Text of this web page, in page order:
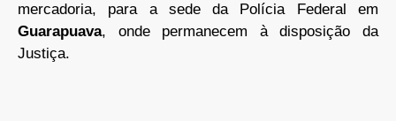
mercadoria, para a sede da Polícia Federal em
Guarapuava, onde permanecem à disposição da
Justiça.